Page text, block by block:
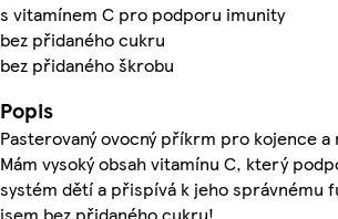
s vitamínem C pro podporu imunity
bez přidaného cukru
bez přidaného škrobu
Popis
Pasterovaný ovocný příkrm pro kojence a
Mám vysoký obsah vitamínu C, který
systém dětí a přispívá k jeho správnému
jsem bez přidaného cukru!